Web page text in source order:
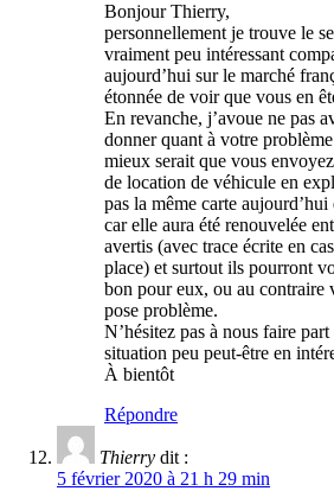
Bonjour Thierry,
personnellement je trouve le
vraiment peu intéressant
aujourd’hui sur le marché
étonnée de voir que vous en
En revanche, j’avoue ne pas
donner quant à votre
mieux serait que vous
de location de véhicule en
pas la même carte
car elle aura été renouvelée
avertis (avec trace écrite en
place) et surtout ils pourront
bon pour eux, ou au contraire
pose problème.
N’hésitez pas à nous faire
situation peu peut-être en
À bientôt
Répondre
Thierry dit :
5 février 2020 à 21 h 29 min